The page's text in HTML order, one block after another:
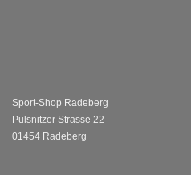
Sport-Shop Radeberg
Pulsnitzer Strasse 22
01454 Radeberg